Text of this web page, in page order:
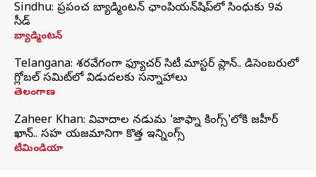
Sindhu: ప్రపంచ బ్యాడ్మింటన్‌ ఛాంపియన్‌షిప్‌లో సింధుకు 9వ
సీడ్
బ్యాడ్మింటన్
Telangana: శరవేగంగా ఫ్యూచర్ సిటీ మాస్టర్ ప్లాన్.. డిసెంబరులో
గ్లోబల్‌ సమిట్‌లో విడుదలకు సన్నాహాలు
తెలంగాణ
Zaheer Khan: వివాదాల నడుమ 'జాఫ్నా కింగ్స్'లోకి జహీర్
ఖాన్.. సహ యజమానిగా కొత్త ఇన్నింగ్స్
టీమిండియా